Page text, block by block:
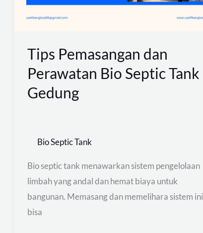
Tips Pemasangan dan
Perawatan Bio Septic Tank
Gedung
Bio Septic Tank
Bio septic tank menawarkan sistem pengelolaan
limbah yang andal dan hemat biaya untuk
bangunan. Memasang dan memelihara sistem ini
bisa